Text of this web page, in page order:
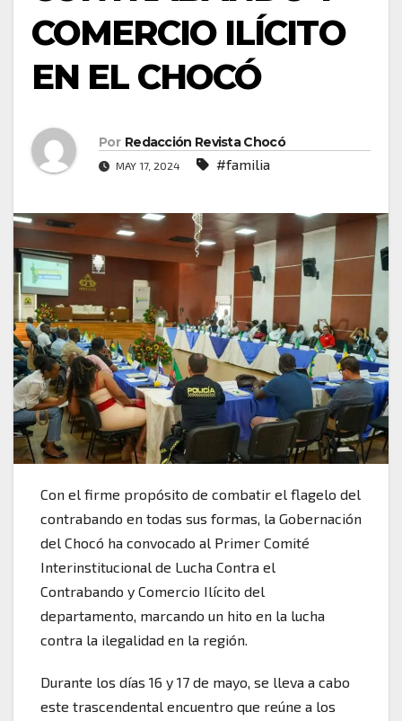
COMERCIO ILÍCITO
EN EL CHOCÓ
Por Redacción Revista Chocó
MAY 17, 2024 #familia
Con el firme propósito de combatir el flagelo del
contrabando en todas sus formas, la Gobernación
del Chocó ha convocado al Primer Comité
Interinstitucional de Lucha Contra el
Contrabando y Comercio Ilícito del
departamento, marcando un hito en la lucha
contra la ilegalidad en la región.
Durante los días 16 y 17 de mayo, se lleva a cabo
este trascendental encuentro que reúne a los